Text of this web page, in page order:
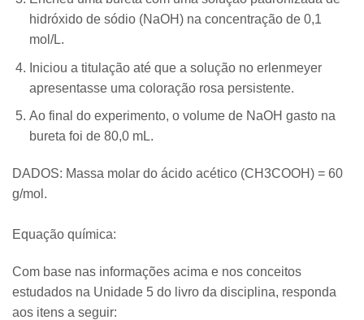
hidróxido de sódio (NaOH) na concentração de 0,1
mol/L.
Iniciou a titulação até que a solução no erlenmeyer
apresentasse uma coloração rosa persistente.
Ao final do experimento, o volume de NaOH gasto na
bureta foi de 80,0 mL.
DADOS: Massa molar do ácido acético (CH3COOH) = 60
g/mol.
Equação química:
Com base nas informações acima e nos conceitos
estudados na Unidade 5 do livro da disciplina, responda
aos itens a seguir: